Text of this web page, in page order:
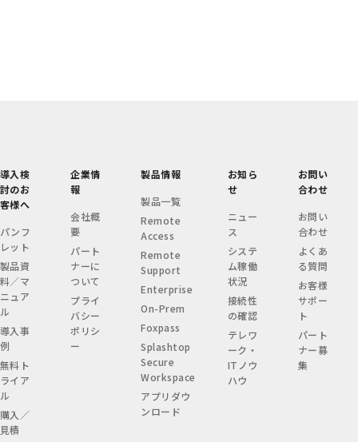
導入検
討のお
客様へ
パンフ
レット
製品資
料／マ
ニュア
ル
導入事
例
無料ト
ライア
ル
購入／
見積
企業情
報
会社概
要
パート
ナーに
ついて
プライ
バシー
ポリシ
ー
製品情報
製品一覧
Remote
Access
Remote
Support
Enterprise
On-Prem
Foxpass
Splashtop
Secure
Workspace
アプリダウ
ンロード
お知ら
せ
ニュー
ス
システ
ム稼働
状況
接続性
の確認
テレワ
ーク・
ITノウ
ハウ
お問い
合わせ
お問い
合わせ
よくあ
る質問
お客様
サポー
ト
パート
ナー募
集